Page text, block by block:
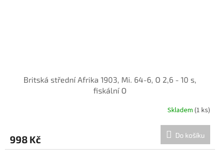
Britská střední Afrika 1903, Mi. 64-6, O 2,6 - 10 s,
fiskální O
Skladem (1 ks)
998 Kč Do košíku